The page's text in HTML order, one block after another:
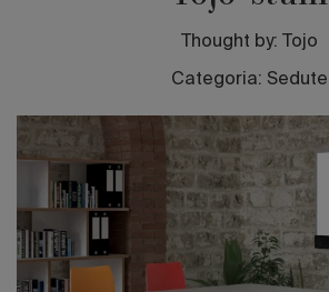
Thought by: Tojo
Categoria: Sedute